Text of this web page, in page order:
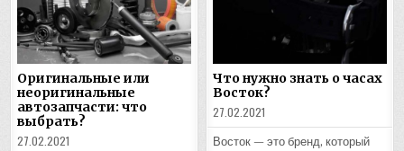
Оригинальные или
неоригинальные
автозапчасти: что
выбрать?
27.02.2021
Что нужно знать о часах
Восток?
27.02.2021
Восток — это бренд, который